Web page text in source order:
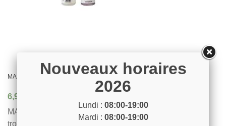
MAREVA recharge goutte pH /chlore ou brome
6,90 €
MAREVA recharge goutte pH /chlore ou brome, pour
trousse d'analyse liquide Chlore, Brome et PH. Lot de 2
Nouveaux horaires
2026
Lundi : 08:00-19:00
Mardi : 08:00-19:00